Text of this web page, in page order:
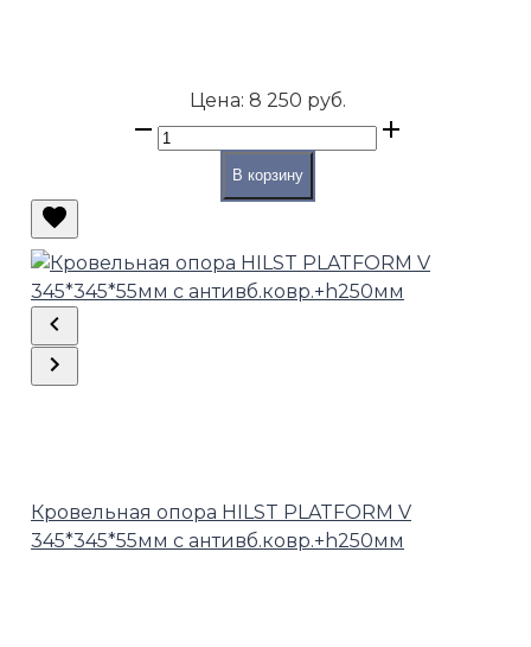
Цена: 8 250 руб.
В корзину
Кровельная опора HILST PLATFORM V
345*345*55мм с антивб.ковр.+h250мм